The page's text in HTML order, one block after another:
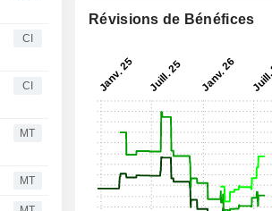
CI
CI
MT
MT
Révisions de Bénéfices